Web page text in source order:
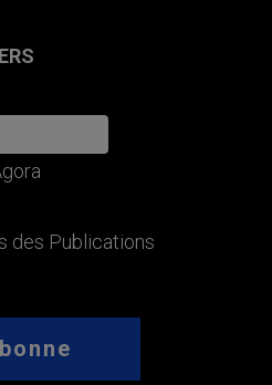
des Publications